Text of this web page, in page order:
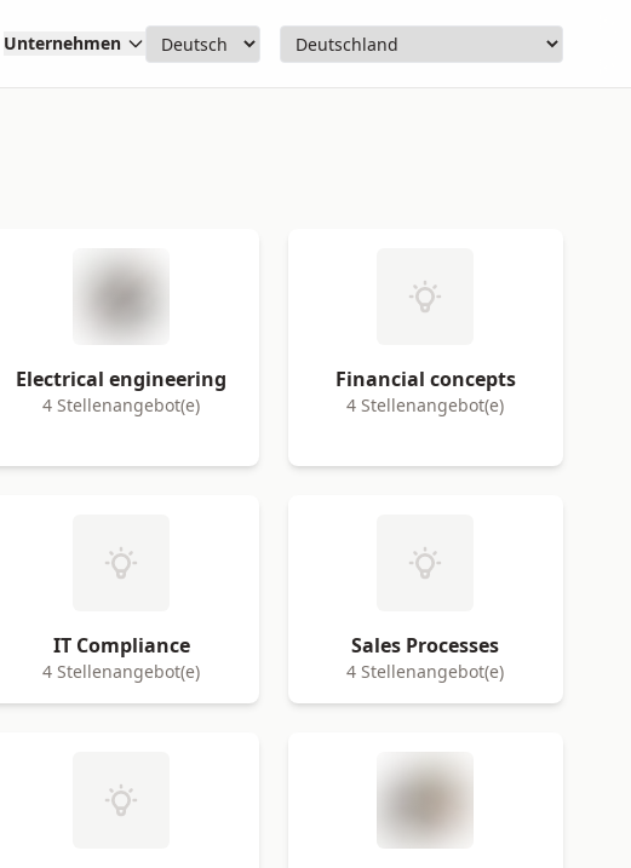
Unternehmen
Electrical engineering
4 Stellenangebot(e)
Financial concepts
4 Stellenangebot(e)
IT Compliance
4 Stellenangebot(e)
Sales Processes
4 Stellenangebot(e)